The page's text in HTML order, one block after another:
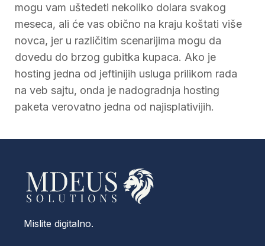
mogu vam uštedeti nekoliko dolara svakog
meseca, ali će vas obično na kraju koštati više
novca, jer u različitim scenarijima mogu da
dovedu do brzog gubitka kupaca. Ako je
hosting jedna od jeftinijih usluga prilikom rada
na veb sajtu, onda je nadogradnja hosting
paketa verovatno jedna od najisplativijih.
Mislite digitalno.